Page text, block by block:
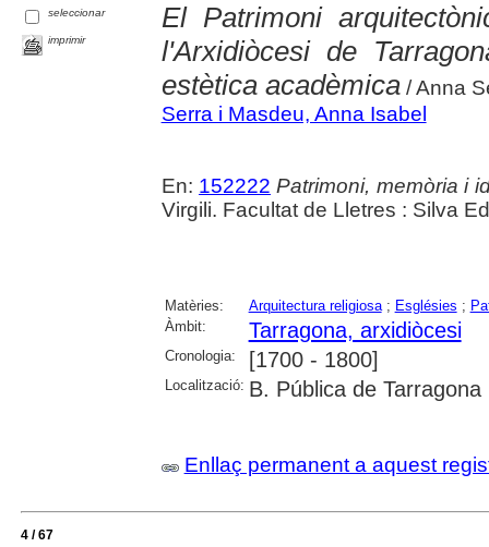
seleccionar
imprimir
El Patrimoni
l'Arxidiòcesi de
estètica acadèmica/ Anna
Serra i Masdeu, Anna Isabel
En: 152222 Patrimoni, memòria i
Virgili. Facultat de Lletres : Silva
Matèries: Arquitectura religiosa; Esglésies ;
Àmbit:
Tarragona, arxidiòcesi
Cronologia: [1700 - 1800]
Localització: B. Pública de Tarragona
Enllaç permanent a aquest
4 / 67